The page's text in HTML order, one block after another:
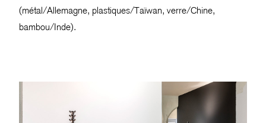
(métal/Allemagne, plastiques/Taïwan, verre/Chine,
bambou/Inde).